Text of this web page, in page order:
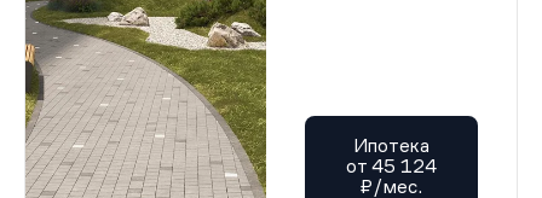
Ипотека
от 45 124
₽/мес.